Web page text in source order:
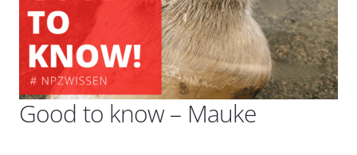
Good to know – Mauke